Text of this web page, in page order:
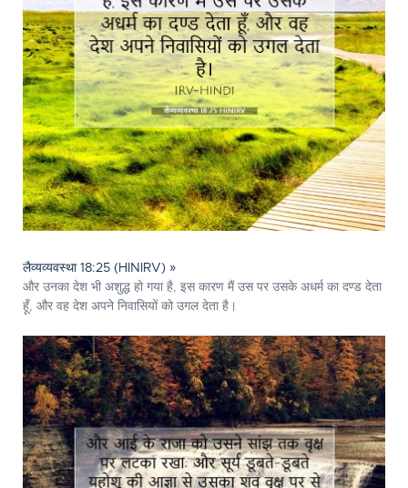
लैव्यव्यवस्था 18:25 (HINIRV) »
और उनका देश भी अशुद्ध हो गया है, इस कारण मैं उस पर उसके अधर्म का दण्ड देता
हूँ, और वह देश अपने निवासियों को उगल देता है।